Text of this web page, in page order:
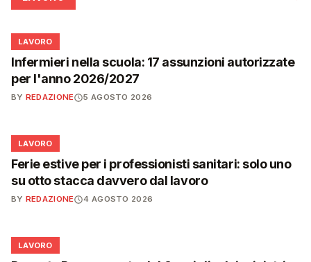
💼
LAVORO
Infermieri nella scuola: 17 assunzioni autorizzate
per l'anno 2026/2027
BY REDAZIONE 5 AGOSTO 2026
💼
LAVORO
Ferie estive per i professionisti sanitari: solo uno
su otto stacca davvero dal lavoro
BY REDAZIONE 4 AGOSTO 2026
💼
LAVORO